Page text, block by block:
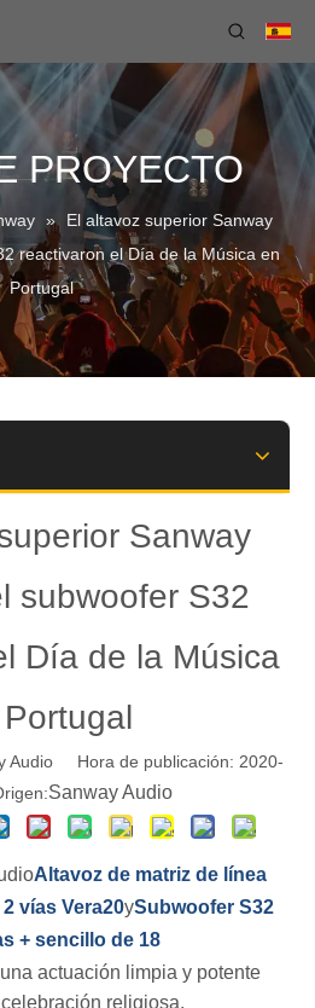
PROYECTO
» El altavoz superior Sanway
reactivaron el Día de la Música en
Portugal
Sanway
subwoofer S32
Día de la Música
Audio Hora de publicación: 2020-
Sanway Audio
Altavoz de matriz de línea
vías Vera20ySubwoofer S32
+ sencillo de 18
actuación limpia y potente
religiosa.